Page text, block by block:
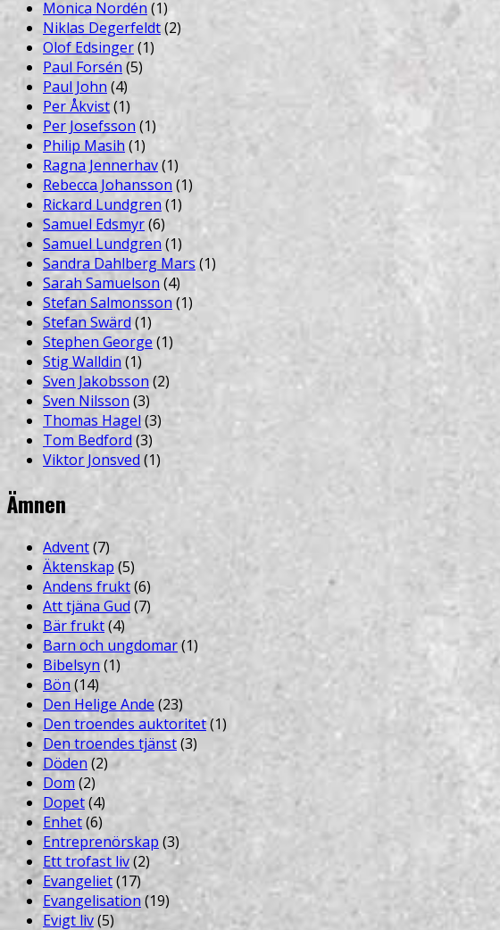
Monica Nordén(1)
Niklas Degerfeldt(2)
Olof Edsinger(1)
Paul Forsén(5)
Paul John (4)
Per Åkvist(1)
Per Josefsson (1)
Philip Masih (1)
Ragna Jennerhav(1)
Rebecca Johansson (1)
Rickard Lundgren(1)
Samuel Edsmyr(6)
Samuel Lundgren(1)
Sandra Dahlberg Mars (1)
Sarah Samuelson(4)
Stefan Salmonsson(1)
Stefan Swärd(1)
Stephen George(1)
Stig Walldin(1)
Sven Jakobsson (2)
Sven Nilsson (3)
Thomas Hagel(3)
Tom Bedford(3)
Viktor Jonsved (1)
Ämnen
Advent(7)
Äktenskap (5)
Andens frukt(6)
Att tjäna Gud (7)
Bär frukt(4)
Barn och ungdomar(1)
Bibelsyn(1)
Bön(14)
Den Helige Ande (23)
Den troendes auktoritet(1)
Den troendes tjänst(3)
Döden (2)
Dom (2)
Dopet(4)
Enhet(6)
Entreprenörskap (3)
Ett trofast liv(2)
Evangeliet(17)
Evangelisation(19)
Evigt liv(5)